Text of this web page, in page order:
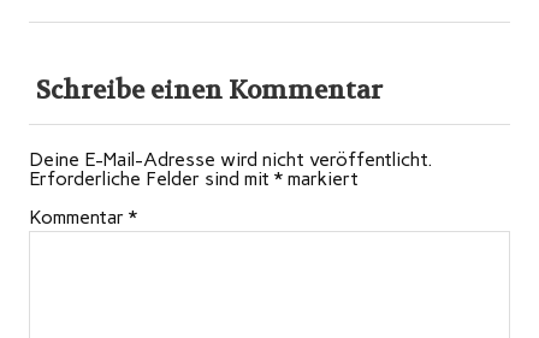
Schreibe einen Kommentar
Deine E-Mail-Adresse wird nicht veröffentlicht.
Erforderliche Felder sind mit * markiert
Kommentar *